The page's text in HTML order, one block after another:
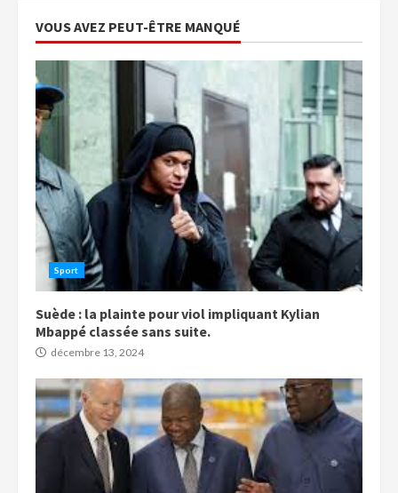
VOUS AVEZ PEUT-ÊTRE MANQUÉ
Sport
Suède : la plainte pour viol impliquant Kylian
Mbappé classée sans suite.
décembre 13, 2024